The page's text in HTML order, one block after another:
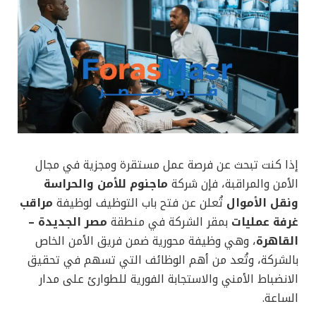
إذا كنت تبحث عن فرصة عمل مستقرة ومجزية في مجال
الأمن والمراقبة، فإن شركة ماجنوم للأمن والحراسة
ونقل الأموال تُعلن عن فتح باب التوظيف لوظيفة مراقب
غرفة عمليات بمقر الشركة في منطقة مصر الجديدة –
القاهرة، وهي وظيفة محورية ضمن فريق الأمن الخاص
بالشركة، وتُعد من أهم الوظائف التي تسهم في تحقيق
الانضباط الأمني والاستجابة الفورية للطوارئ على مدار
الساعة.